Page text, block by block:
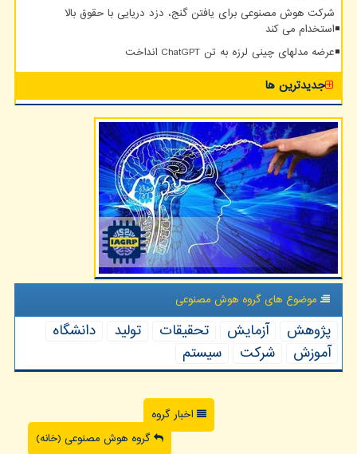
شرکت هوش مصنوعی برای یافتن گنج، دزد دریایی با حقوق بالا
استخدام می کند
عرضه مدلهای چینی لرزه به تن ChatGPT انداخت
جدیدترین ها
موضوع های گروه هوش مصنوعی
پژوهش آزمایش تحقیقات تولید
دانشگاه
آموزش
شركت سیستم
اخبار گروه
گروه هوش مصنوعی (خانه)